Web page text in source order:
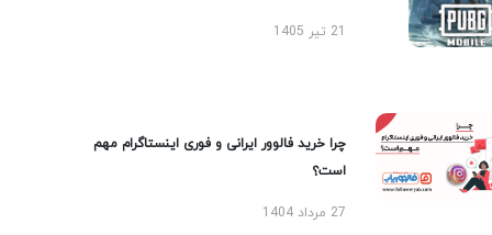
چرا خرید فالوور ایرانی و فوری اینستاگرام مهم
است؟
27 مرداد 1404